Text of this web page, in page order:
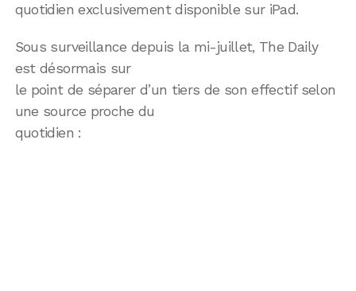
quotidien exclusivement disponible sur iPad.
Sous surveillance depuis la mi-juillet, The Daily
est désormais sur
le point de séparer d’un tiers de son effectif selon
une source proche du
quotidien :